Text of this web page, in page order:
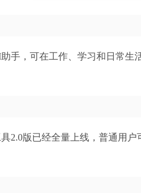
手，可在工作、学习和日常
2.0版已经全量上线，普通用